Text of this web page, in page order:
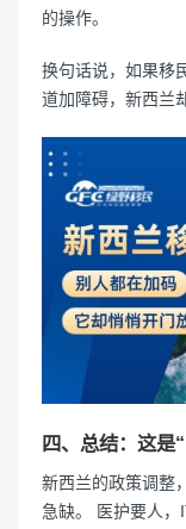
的操作。
换句话说，如果移
道加障碍，新西兰
四、总结：这是
新西兰的政策调整
急缺。 医护要人